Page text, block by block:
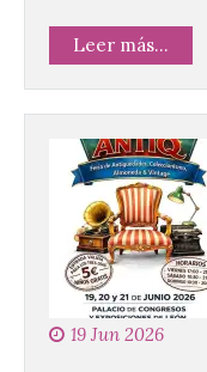
Leer más...
19 Jun 2026